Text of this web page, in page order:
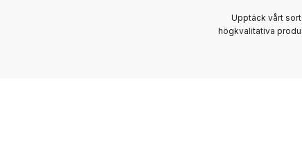
Upptäck vårt
högkvalitativa